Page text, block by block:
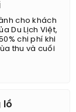
cho khách
Du Lịch Việt,
chi phí khi
thu và cuối
lồ